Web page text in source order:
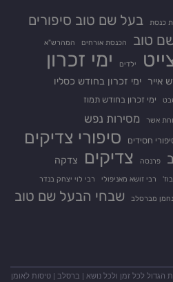
כנסת בעל שם טוב סיפורים
טוב הכנסת אורחים המהרש"א
ילדים ימי זכרון
אייר ימי זכרון בחודש כסליו
ימי זכרון בחודש תמוז
אשר מסירות נפש
חסידים סיפורי צדיקים
פרנסה צדיקים צדקה
רבי זושא מאניפולי רבי לוי יצחק בנדר
מברסלב שבחי הבעל שם טוב
הגדול לכל זמן ולכל נושא | ברסלב |טיסות לאומן